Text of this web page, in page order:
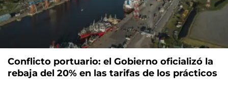
Conflicto portuario: el Gobierno oficializó la
rebaja del 20% en las tarifas de los prácticos